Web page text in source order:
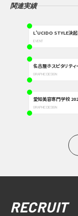
関連実績
L’UCIDO STYLE決
EVENT
名古屋ホスピタリテ
GRAPHIC DESIGN
愛知美容専門学校
GRAPHIC DESIGN
RECRUIT